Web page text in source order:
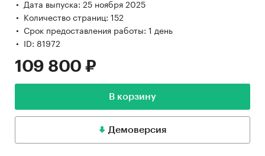
Дата выпуска: 25 ноября 2025
Количество страниц: 152
Срок предоставления работы: 1 день
ID: 81972
109 800 ₽
В корзину
Демоверсия